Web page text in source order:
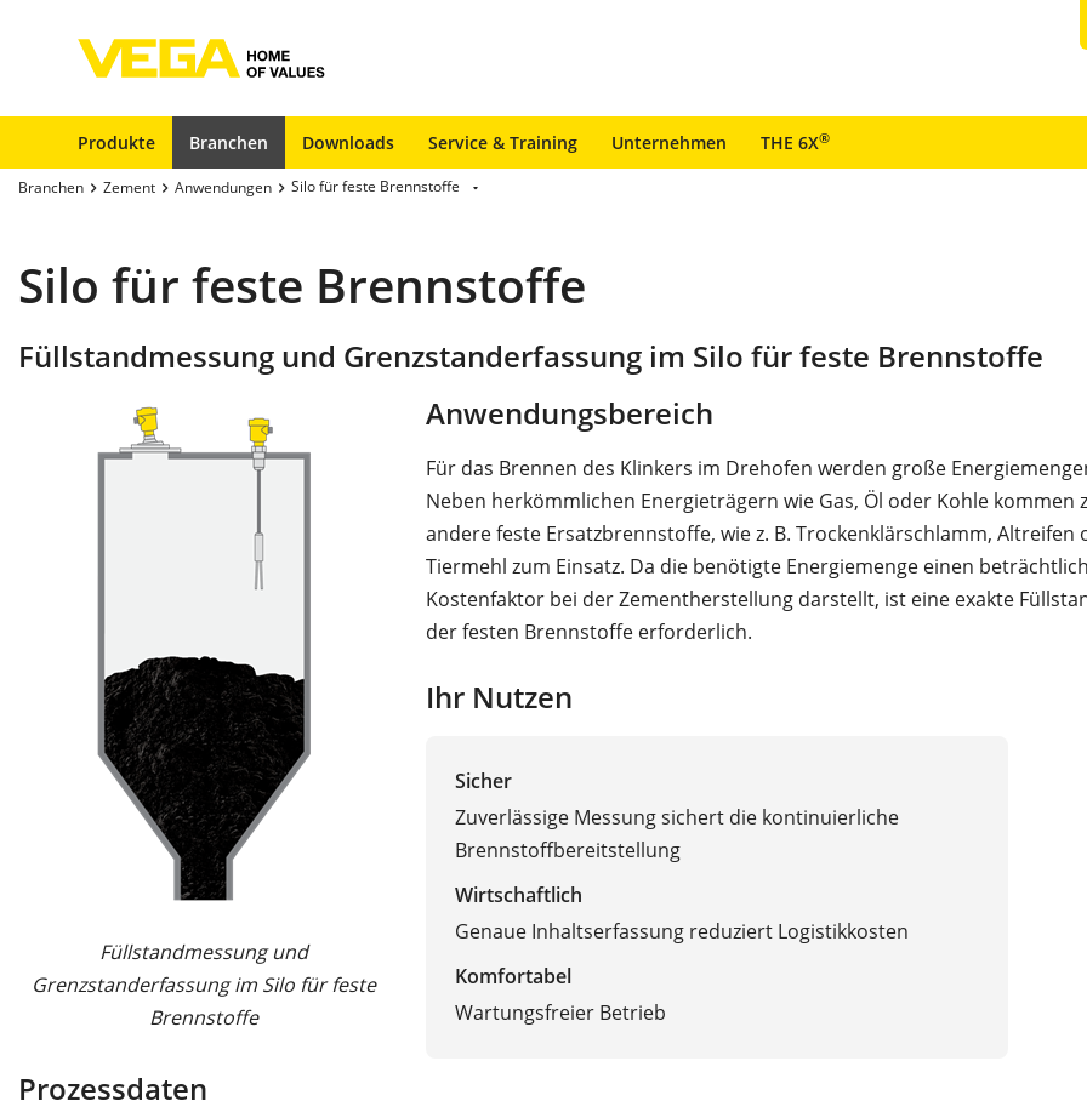
Produkte Branchen Downloads Service & Training Unternehmen THE 6X®
Branchen Zement Anwendungen Silo für feste Brennstoffe
Silo für feste Brennstoffe
Füllstandmessung und Grenzstanderfassung im Silo für feste Brennstoffe
Füllstandmessung und
Grenzstanderfassung im Silo für feste
Brennstoffe
Prozessdaten
Anwendungsbereich
Für das Brennen des Klinkers im Drehofen werden große
Neben herkömmlichen Energieträgern wie Gas, Öl oder Kohle kommen
andere feste Ersatzbrennstoffe, wie z. B. Trockenklärschlamm, Altreifen
Tiermehl zum Einsatz. Da die benötigte Energiemenge einen
Kostenfaktor bei der Zementherstellung darstellt, ist eine exakte
der festen Brennstoffe erforderlich.
Ihr Nutzen
Sicher
Zuverlässige Messung sichert die kontinuierliche
Brennstoffbereitstellung
Wirtschaftlich
Genaue Inhaltserfassung reduziert Logistikkosten
Komfortabel
Wartungsfreier Betrieb